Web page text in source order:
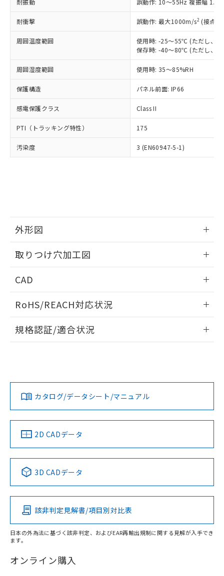
耐振動 誤動作: 10～55Hz 複振幅
耐衝撃 誤動作: 最大1000m/s2 (接点
周囲温度範囲
使用時: -25～55℃ (ただし、氷
保存時: -40～80℃ (ただし、氷
周囲湿度範囲 使用時: 35～85%RH
保護構造 パネル前面: IP66
感電保護クラス Class II
PTI（トラッキング特性） 175
汚染度 3 (EN60947-5-1)
外形図
取りつけ穴加工図
CAD
ドすることができます。
ログイン/会員登録
ダウンロードデータをご利用いただく前に、以下を必ずお読
みください。
ソフトウェアの使用条件
RoHS/REACH対応状況
EU RoHS 注意事項・凡例
対応済み
中国 RoHS 注意事項・凡例
Pb Hg Cd Cr(VI)
O
在庫等で未対応品が混在する可能性があります。
規格認証/適合状況
カタログ/データシート/マニュアル
2D CADデータ
3D CADデータ
該非判定見解書/項目別対比表
日本の外為法に基づく該非判定、およびEAR再輸出規制に関する見解が入手でき
ます。
オンライン購入
正式な納期状況および標準価格はお客
様のお取引先、またはお客様担当のオ
ムロン制御機器販売店・当社販売員に
オムロン制御機器販売店や当社販売拠
販売ネットワーク
」をご確認
在庫状況および標準価格結果を当社の
事前の承諾なく第三者に漏洩または開
示しないようお願いします。
マイパーツ機能（部品リスト作成サー
ビス）をご利用いただくには、I-Web
メンバーズにご登録されている必要が
お客様が当ウェブサイト上で当社にご
指します。
但し、RoHS指令で産業用監視および制御機器に対する
適用除外項目は除く。
フタル酸エステル類の４物質については閾値を超える意
図的な使用がないことを確認しています。
部品在庫の切り替え状況などにより、予定
月が前後することがあります。
※3 非含有証明書ダウンロード
51物質の非含有証明書（当社基準）
※本証明書は発行日時点で非含有を証明す
るもので、過去に遡って非含有を証明する
ものではありません。
また、RoHS指令のフタル酸エステル類４
欄に対応日を記載しておりました。
既に当社にて対応品への在庫切替を完了
していることから、特段のことがない限
り、2022年1月12日より割愛しておりま
す。
DBP(フタル酸ジブチル) : 1000ppm、 DIBP(フタル酸ジ
イソブチル) : 1000ppm、 BBP(フタル酸ブチルベンジ
DEHP(フタル酸ビス(2-エチルヘキシル)) : 1000ppm
準値以下であることを示します。
「10」：通常の使用状況下において有害物
質が外部に漏えいし、環境に深刻な影響を
及ぼさない年数を意味します。
「－」：未確認です。当社販売部門へお問
全に破砕するなど、違法に輸出されな
いよう必要な手段を講じます。
当社は貴社製品を、核兵器、ミサイ
ル、化学兵器、生物兵器またはその他
武器並びにこれらの製造装置等に一切
当社は、貴社製品を第三者に販売する
場合は、上記1、2および3の内容を当
該第三者に通知します。また当社は、
販売先および販売に係わる関係者が違
法に輸出するおそれがある場合は、取
り引きをいたしません。
一定数には満たないが在庫あり
－
在庫なし(最新の在庫状況につ
いては、お客様のお取引先、ま
たはお客様担当のオムロン制御
機器販売店・当社販売員にご確
空
受注生産機種、また在庫状況の
情報を公開していない機種